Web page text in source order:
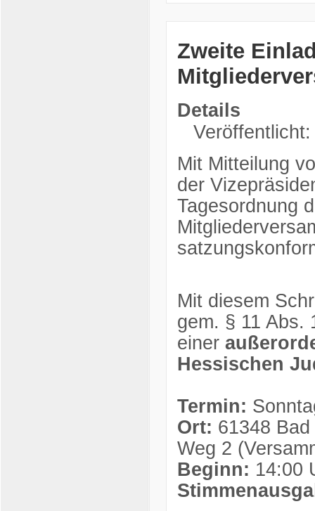
Zweite
Details
Mit Mitteilung
der
Tagesordnung
Mit diesem
gem. § 11 Abs.
einer
Hessischen
Termin:
Ort: 61348
Weg 2
Beginn: 14:00